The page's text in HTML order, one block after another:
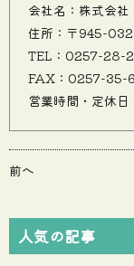
会社名：株式会
住所：〒945-
TEL：0257-28-
FAX：0257-35-
営業時間・定休
前へ
人気の記事